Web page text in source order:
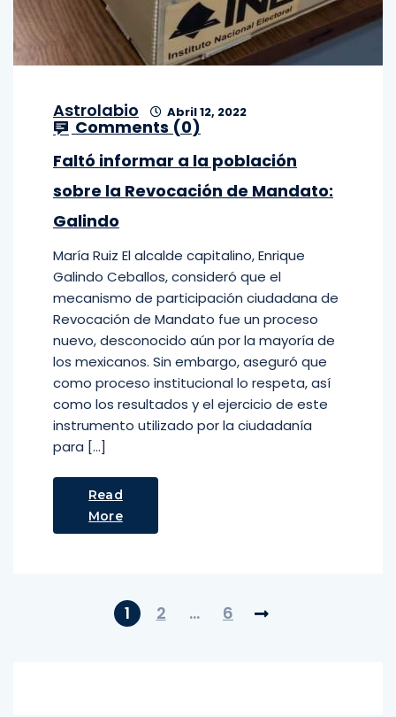
Astrolabio Abril 12, 2022
Comments (0)
Faltó informar a la población
sobre la Revocación de Mandato:
Galindo
María Ruiz El alcalde capitalino, Enrique
Galindo Ceballos, consideró que el
mecanismo de participación ciudadana de
Revocación de Mandato fue un proceso
nuevo, desconocido aún por la mayoría de
los mexicanos. Sin embargo, aseguró que
como proceso institucional lo respeta, así
como los resultados y el ejercicio de este
instrumento utilizado por la ciudadanía
para […]
Read
More
1 2 … 6